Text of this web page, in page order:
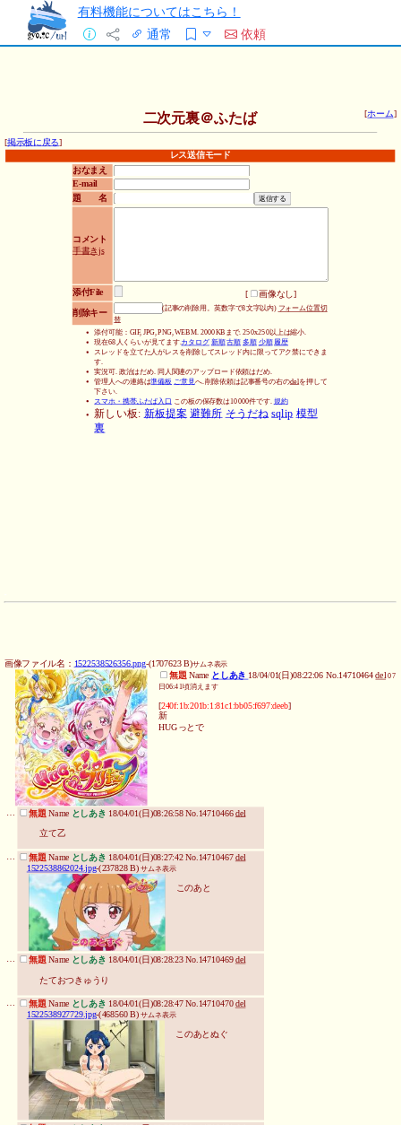
有料機能についてはこちら！
通常
依頼